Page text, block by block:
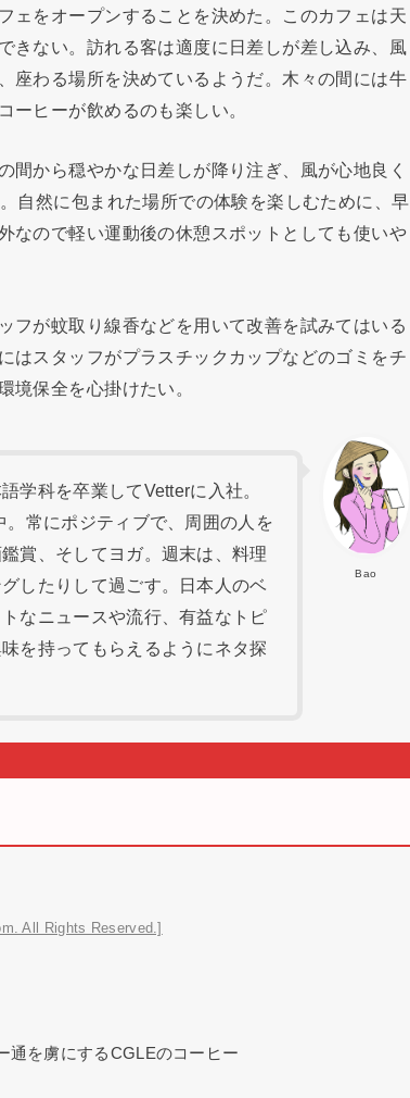
ェをオープンすることを決めた。このカフェは天
きない。訪れる客は適度に日差しが差し込み、風
座わる場所を決めているようだ。木々の間には牛
ーヒーが飲めるのも楽しい。
間から穏やかな日差しが降り注ぎ、風が心地良く
自然に包まれた場所での体験を楽しむために、早
なので軽い運動後の休憩スポットとしても使いや
フが蚊取り線香などを用いて改善を試みてはいる
はスタッフがプラスチックカップなどのゴミをチ
境保全を心掛けたい。
Bao
学科を卒業してVetterに入社。
常にポジティブで、周囲の人を
賞、そしてヨガ。週末は、料理
したりして過ごす。日本人のベ
なニュースや流行、有益なトピ
を持ってもらえるようにネタ探
All Rights Reserved.]
通を虜にするCGLEのコーヒー